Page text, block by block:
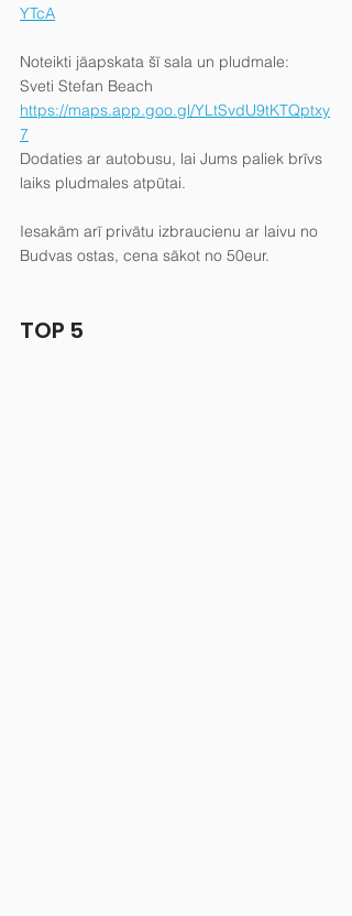
YTcA
Noteikti jāapskata šī sala un pludmale:
Sveti Stefan Beach
https://maps.app.goo.gl/YLtSvdU9tKTQptxy
7
Dodaties ar autobusu, lai Jums paliek brīvs
laiks pludmales atpūtai.
Iesakām arī privātu izbraucienu ar laivu no
Budvas ostas, cena sākot no 50eur.
TOP 5